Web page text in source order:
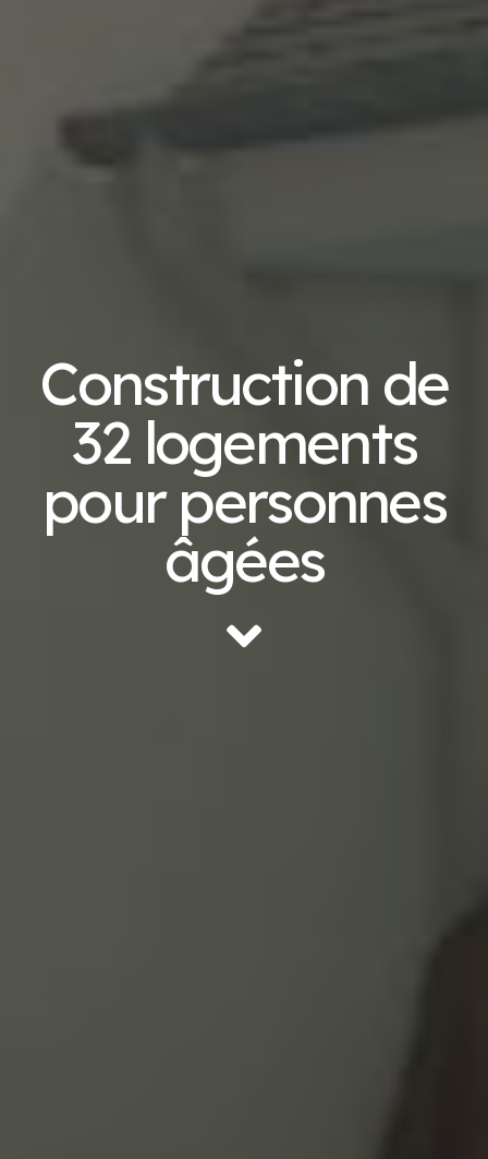
Construction de
32 logements
pour personnes
âgées